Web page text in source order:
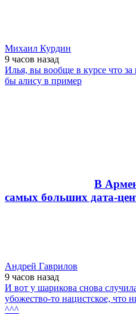
Михаил Курдин
9 часов назад
Илья, вы вообще в курсе что
бы алису в пример
В
самых больших дата-
Андрей Гаврилов
9 часов назад
И вот у шарикова снова
убожество-то нацистское, что
^^^